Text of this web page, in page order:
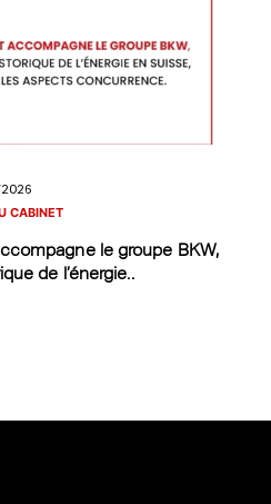
2026
CABINET
le groupe BKW,
de l’énergie..